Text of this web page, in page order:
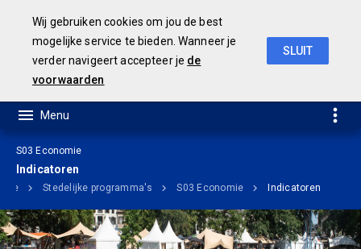
S03 Economie
Indicatoren
Stedelijke programma's S03 Economie Indicatoren
Wij gebruiken cookies om jou de best
mogelijke service te bieden. Wanneer je
verder navigeert accepteer je de
voorwaarden
SLUIT